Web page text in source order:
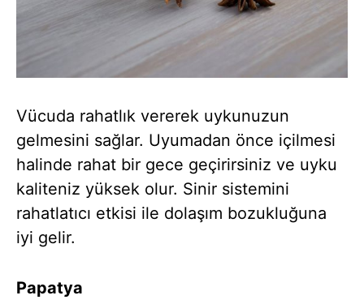
Vücuda rahatlık vererek uykunuzun
gelmesini sağlar. Uyumadan önce içilmesi
halinde rahat bir gece geçirirsiniz ve uyku
kaliteniz yüksek olur. Sinir sistemini
rahatlatıcı etkisi ile dolaşım bozukluğuna
iyi gelir.
Papatya